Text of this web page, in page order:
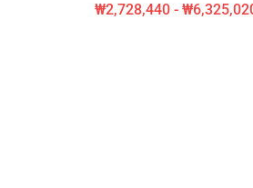
₩2,728,440 -